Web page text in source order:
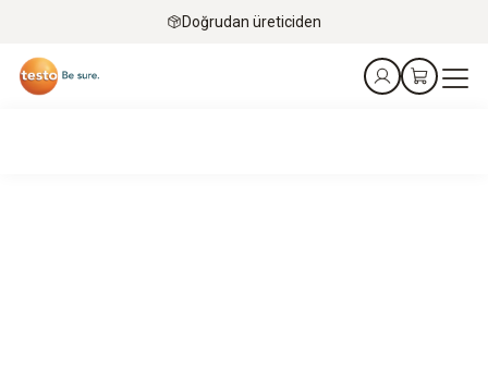
Doğrudan üreticiden